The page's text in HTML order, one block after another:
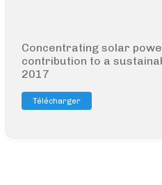
Concentrating solar
contribution to a
2017
Télécharger